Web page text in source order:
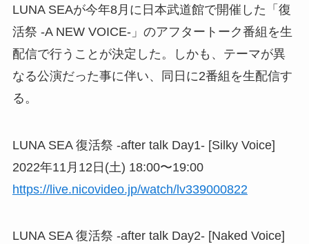
LUNA SEAが今年8月に日本武道館で開催した「復
活祭 -A NEW VOICE-」のアフタートーク番組を生
配信で行うことが決定した。しかも、テーマが異
なる公演だった事に伴い、同日に2番組を生配信す
る。
LUNA SEA 復活祭 -after talk Day1- [Silky Voice]
2022年11月12日(土) 18:00〜19:00
https://live.nicovideo.jp/watch/lv339000822
LUNA SEA 復活祭 -after talk Day2- [Naked Voice]